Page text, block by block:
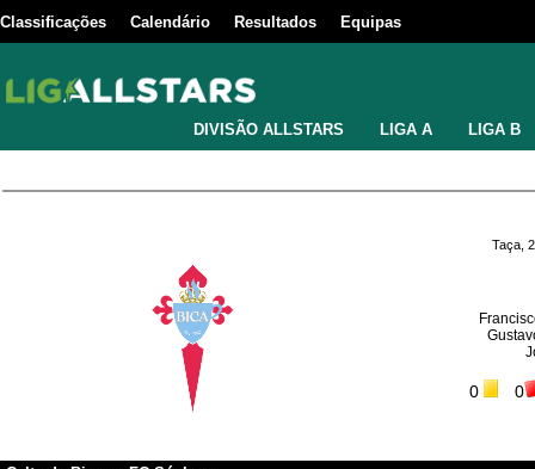
Classificações Calendário Resultados Equipas
DIVISÃO ALLSTARS LIGA A LIGA B
Taça,
0 0